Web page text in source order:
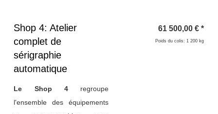
Titre 1
Shop 4: Atelier
complet de
sérigraphie
automatique
Le Shop 4 regroupe
l'ensemble des équipements
61 500,00 € *
Poids du colis: 1 200 kg